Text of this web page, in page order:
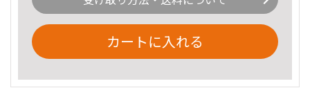
カートに入れる